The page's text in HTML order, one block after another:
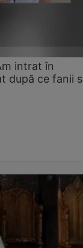
intrat în
după ce fanii